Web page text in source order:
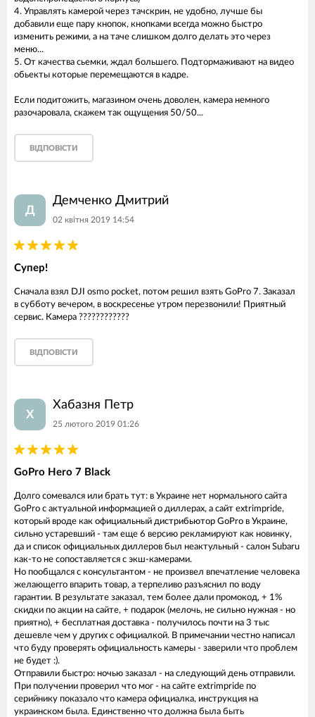
4. Управлять камерой через тачскрин, не удобно, лучше бы
добавили еще пару кнопок, кнопками всегда можно быстро
изменить режими, а на таче слишком долго делать это через
меню...
5. От качества сьемки, ждал большего. Подтормаживают на видео
обьекты которые перемещаются в кадре.
Если подитожить, магазином очень доволен, камера немного
разочаровала, скажем так ощущения 50/50...
ВІДПОВІСТИ
Д
Демченко Дмитрий
02 квітня 2019 14:54
Супер!
Сначала взял DJI osmo pocket, потом решил взять GoPro 7. Заказал
в субботу вечером, в воскресенье утром перезвонили! Приятный
сервис. Камера ????????????
ВІДПОВІСТИ
Х
Хабазня Петр
25 лютого 2019 01:26
GoPro Hero 7 Black
Долго сомевался или брать тут: в Украине нет нормального сайта
GoPro с актуальной информацией о диллерах, а сайт extrimpride,
который вроде как официальный дистрибьютор GoPro в Украине,
сильно устаревший - там еще 6 версию рекламируют как новинку,
да и список официальных диллеров был неактульный - салон Subaru
как-то не сопоставляется с экш-камерами.
Но пообщался с консультантом - не произвел впечатление человека
желающегго впарить товар, а терпеливо разъяснил по воду
гарантии. В результате заказал, тем более дали промокод, + 1%
скидки по акции на сайте, + подарок (мелочь, не сильно нужная - но
приятно), + бесплатная доставка - получилось почти на 3 тыс
дешевле чем у других с официалкой. В примечании честно написал
что буду проверять официальность камеры - заверили что проблем
не будет :).
Отправили быстро: ночью заказал - на следующий день отправили.
При получении проверил что мог - на сайте extrimpride по
серийнику показало что камера официалка, инструкция на
украинском была. Единственно что должна была быть